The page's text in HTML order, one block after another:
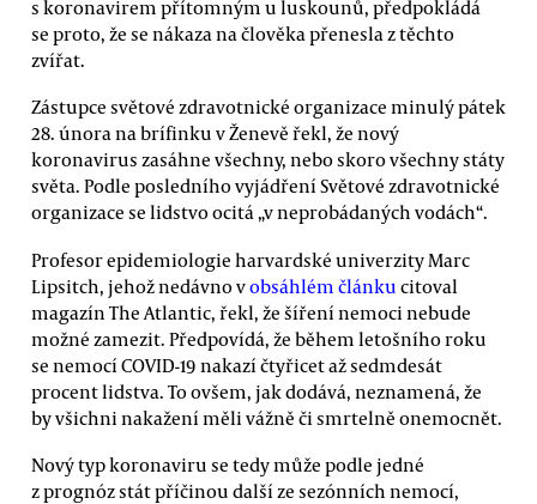
s koronavirem přítomným u luskounů, předpokládá
se proto, že se nákaza na člověka přenesla z těchto
zvířat.
Zástupce světové zdravotnické organizace minulý pátek
28. února na brífinku v Ženevě řekl, že nový
koronavirus zasáhne všechny, nebo skoro všechny státy
světa. Podle posledního vyjádření Světové zdravotnické
organizace se lidstvo ocitá „v neprobádaných vodách“.
Profesor epidemiologie harvardské univerzity Marc
Lipsitch, jehož nedávno vobsáhlém článku citoval
magazín The Atlantic, řekl, že šíření nemoci nebude
možné zamezit. Předpovídá, že během letošního roku
se nemocí COVID-19 nakazí čtyřicet až sedmdesát
procent lidstva. To ovšem, jak dodává, neznamená, že
by všichni nakažení měli vážně či smrtelně onemocnět.
Nový typ koronaviru se tedy může podle jedné
z prognóz stát příčinou další ze sezónních nemocí,